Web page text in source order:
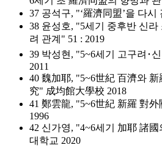
37 공석구, "‘羅濟同盟’을 다시
38 윤성호, "5세기 중후반 신
려 관계" 51 : 2019
39 박성현, "5~6세기 고구려･
2011
40 魏加耶, "5~6世紀 百濟와 新
究" 成均館⼤學校 2018
41 鄭雲⿓, "5~6世紀 新羅 對
1996
42 신가영, "4~6세기 加耶 諸
대학교 2020